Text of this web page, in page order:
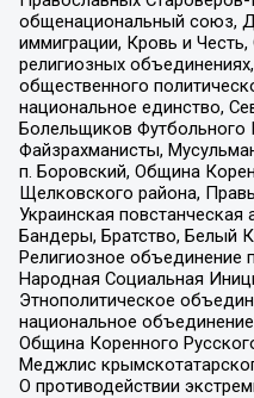
общенациональный союз,
иммиграции, Кровь и
религиозных
общественного
национальное единство,
Болельщиков Футбольного
Файзрахманисты,
п. Боровский, Община
Щелковского района,
Украинская повстанческая
Бандеры, Братство, Белый
Религиозное объединение
Народная Социальная
Этнополитическое
национальное
Община Коренного
Меджлис
О противодействии